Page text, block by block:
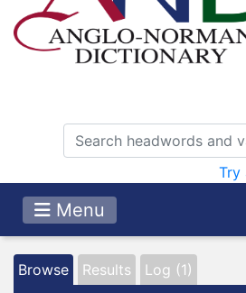
Try
Menu
Browse Results Log (1)